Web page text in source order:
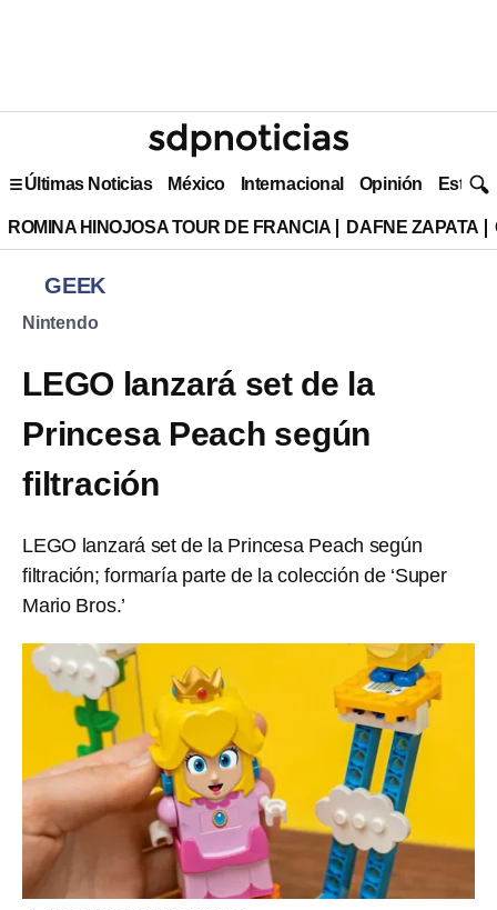
Últimas Noticias México Internacional Opinión Estilo
ROMINA HINOJOSA TOUR DE FRANCIA DAFNE ZAPATA
GEEK
Nintendo
LEGO lanzará set de la
Princesa Peach según
filtración
LEGO lanzará set de la Princesa Peach según
filtración; formaría parte de la colección de ‘Super
Mario Bros.’